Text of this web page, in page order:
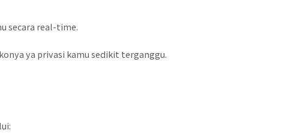
secara real-time.
ya privasi kamu sedikit terganggu.